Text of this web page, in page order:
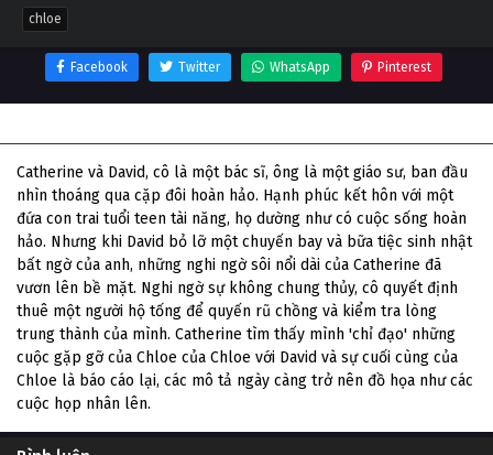
chloe
Facebook Twitter WhatsApp Pinterest
Catherine và David, cô là một bác sĩ, ông là một giáo sư, ban đầu
nhìn thoáng qua cặp đôi hoàn hảo. Hạnh phúc kết hôn với một
đứa con trai tuổi teen tài năng, họ dường như có cuộc sống hoàn
hảo. Nhưng khi David bỏ lỡ một chuyến bay và bữa tiệc sinh nhật
bất ngờ của anh, những nghi ngờ sôi nổi dài của Catherine đã
vươn lên bề mặt. Nghi ngờ sự không chung thủy, cô quyết định
thuê một người hộ tống để quyến rũ chồng và kiểm tra lòng
trung thành của mình. Catherine tìm thấy mình 'chỉ đạo' những
cuộc gặp gỡ của Chloe của Chloe với David và sự cuối cùng của
Chloe là báo cáo lại, các mô tả ngày càng trở nên đồ họa như các
cuộc họp nhân lên.